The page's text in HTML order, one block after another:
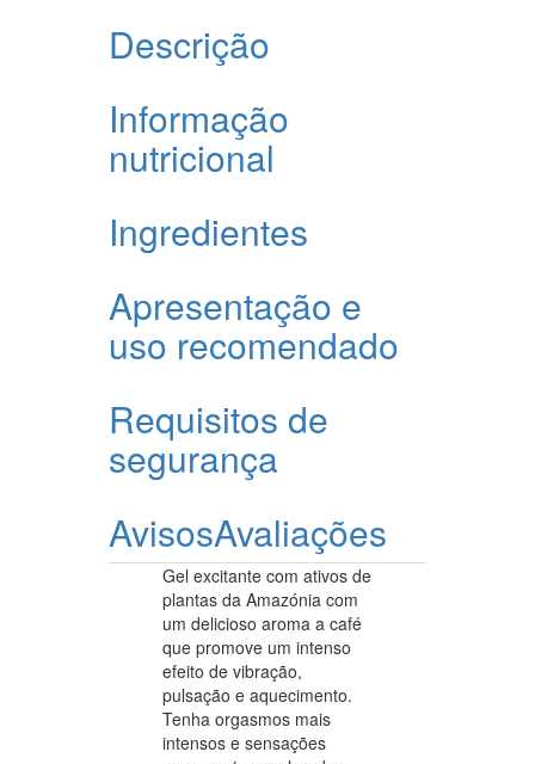
Descrição
Informação
nutricional
Ingredientes
Apresentação e
uso recomendado
Requisitos de
segurança
AvisosAvaliações
Gel excitante com ativos de
plantas da Amazónia com
um delicioso aroma a café
que promove um intenso
efeito de vibração,
pulsação e aquecimento.
Tenha orgasmos mais
intensos e sensações